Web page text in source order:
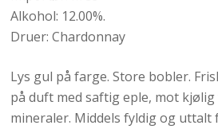
Alkohol: 12.00%.
Druer: Chardonnay
Lys gul på farge. Store bobler.
på duft med saftig eple, mot
mineraler. Middels fyldig og uttalt